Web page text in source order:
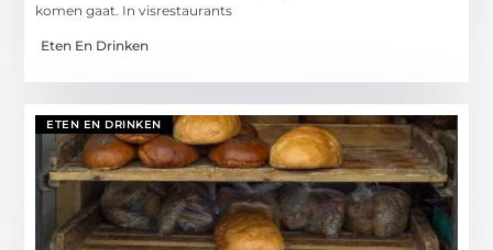
komen gaat. In visrestaurants
Eten En Drinken
ETEN EN DRINKEN